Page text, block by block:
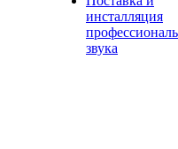
инсталляция
звука